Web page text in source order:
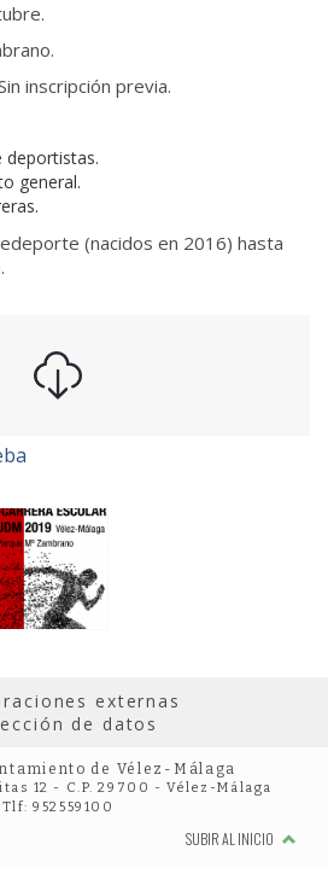
inscripción previa.
deportistas.
general.
(nacidos en 2016) hasta
externas
de datos
de Vélez-Málaga
12 - C.P. 29700 - Vélez-Málaga
Tlf: 952559100
SUBIR AL INICIO